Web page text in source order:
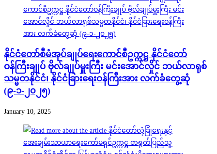
နိုင်ငံတော်စီမံအုပ်ချုပ်ရေးကောင်စီဥက္ကဋ္ဌ နိုင်ငံတော်
ဝန်ကြီးချုပ် ဗိုလ်ချုပ်မှူးကြီး မင်းအောင်လှိုင် ဘယ်လာရုစ်
သမ္မတနိုင်ငံ၊ နိုင်ငံခြားရေးဝန်ကြီးအား လက်ခံတွေ့ဆုံ
(၉-၁-၂၀၂၅)
January 10, 2025